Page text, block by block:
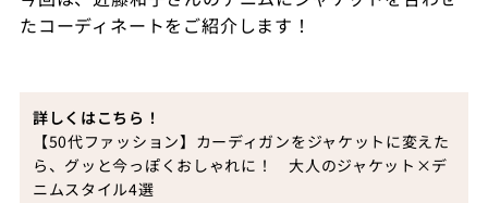
たコーディネートをご紹介します！
詳しくはこちら！
【50代ファッション】カーディガンをジャケットに変えた
ら、グッと今っぽくおしゃれに！ 大人のジャケット×デ
ニムスタイル4選